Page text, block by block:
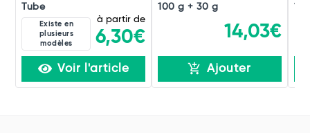
Tube
Existe en
plusieurs
modèles
à partir de
6,30€
Voir l'article
100 g + 30 g
14,03€
Ajouter